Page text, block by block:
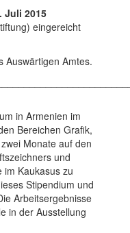
Juli 2015
eingereicht
Auswärtigen Amtes.
in Armenien im
Bereichen Grafik,
Monate auf den
und
im Kaukasus zu
Stipendium und
Arbeitsergebnisse
in der Ausstellung